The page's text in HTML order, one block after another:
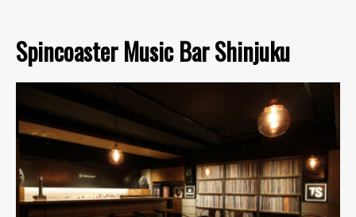
Spincoaster Music Bar Shinjuku